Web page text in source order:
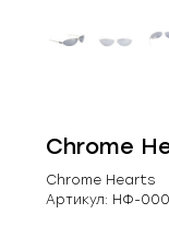
Chrome
Chrome Hearts
Артикул: НФ-